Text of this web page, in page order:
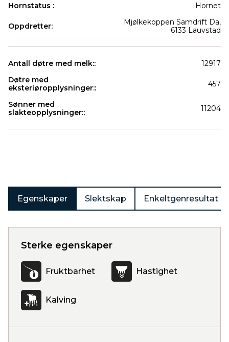
Hornstatus :
Hornet
Oppdretter:
Mjølkekoppen Samdrift Da,
6133 Lauvstad
Antall døtre med melk::
12917
Døtre med
eksteriøropplysninger::
457
Sønner med
slakteopplysninger::
11204
Egenskaper Slektskap Enkeltgenresultat
Sterke egenskaper
Fruktbarhet Hastighet
Kalving